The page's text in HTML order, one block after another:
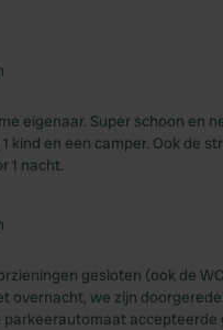
eigenaar. Super schoon en
kind en een camper. Ook de
1 nacht.
gesloten (ook de
overnacht, we zijn
accepteerde